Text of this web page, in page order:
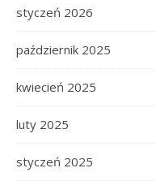
styczeń 2026
październik 2025
kwiecień 2025
luty 2025
styczeń 2025